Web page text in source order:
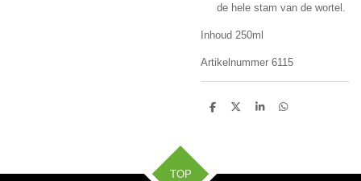
de hele stam van de wortel.
Inhoud 250ml
Artikelnummer 6115
D
D
S
D
TOP